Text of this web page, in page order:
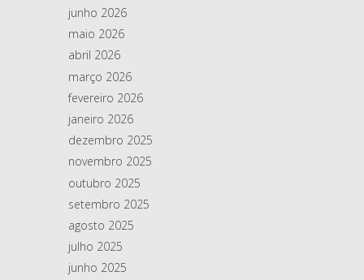
junho 2026
maio 2026
abril 2026
março 2026
fevereiro 2026
janeiro 2026
dezembro 2025
novembro 2025
outubro 2025
setembro 2025
agosto 2025
julho 2025
junho 2025